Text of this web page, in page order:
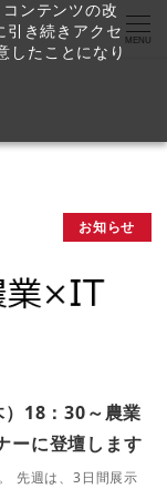
ンテンツの改
引き続きアクセ
したことになり
MENU
お知らせ
18：30～農業
ーに登壇します
先週は、3日間展示